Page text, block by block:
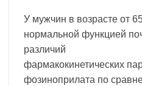
У мужчин в возрасте от
нормальной функцией
различий
фармакокинетических
фозиноприлата по